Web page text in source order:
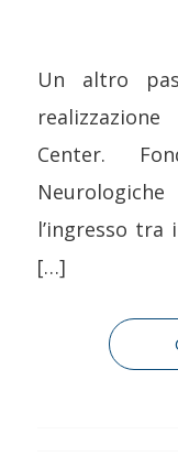
Un altro
Center.
l’ingresso
[…]